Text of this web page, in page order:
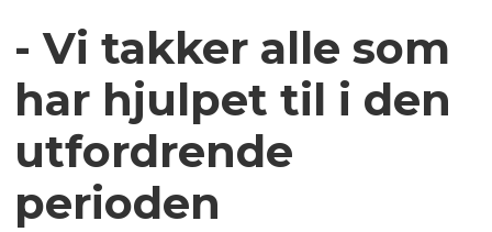
- Vi takker alle som
har hjulpet til i den
utfordrende
perioden